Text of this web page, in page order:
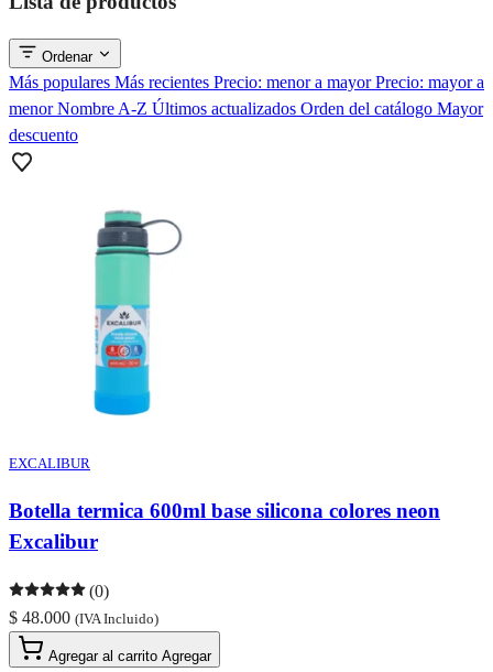
Ordenar
Más populares Más recientes Precio: menor a mayorPrecio: mayor a
menorNombre A-Z Últimos actualizados Orden del catálogo Mayor
descuento
EXCALIBUR
Botella termica 600ml base silicona colores neon
Excalibur
(0)
$ 48.000 (IVA Incluido)
Agregar al carrito Agregar